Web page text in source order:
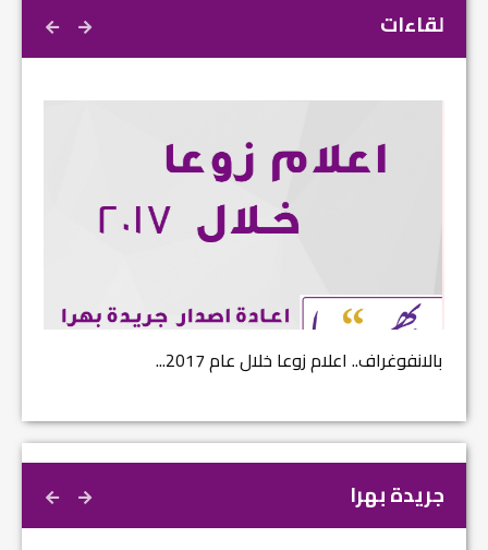
لقاءات
بالانفوغراف.. اعلام زوعا خلال عام 2017...
جريدة بهرا